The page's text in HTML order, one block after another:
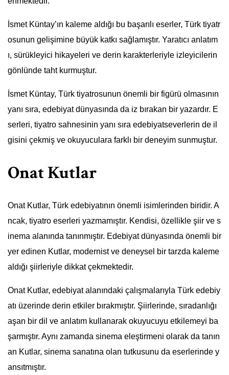
İsmet Küntay’ın kaleme aldığı bu başarılı eserler, Türk tiyatr
osunun gelişimine büyük katkı sağlamıştır. Yaratıcı anlatım
ı, sürükleyici hikayeleri ve derin karakterleriyle izleyicilerin
gönlünde taht kurmuştur.
İsmet Küntay, Türk tiyatrosunun önemli bir figürü olmasının
yanı sıra, edebiyat dünyasında da iz bırakan bir yazardır. E
serleri, tiyatro sahnesinin yanı sıra edebiyatseverlerin de il
gisini çekmiş ve okuyuculara farklı bir deneyim sunmuştur.
Onat Kutlar
Onat Kutlar, Türk edebiyatının önemli isimlerinden biridir. A
ncak, tiyatro eserleri yazmamıştır. Kendisi, özellikle şiir ve s
inema alanında tanınmıştır. Edebiyat dünyasında önemli bir
yer edinen Kutlar, modernist ve deneysel bir tarzda kaleme
aldığı şiirleriyle dikkat çekmektedir.
Onat Kutlar, edebiyat alanındaki çalışmalarıyla Türk edebiy
atı üzerinde derin etkiler bırakmıştır. Şiirlerinde, sıradanlığı
aşan bir dil ve anlatım kullanarak okuyucuyu etkilemeyi ba
şarmıştır. Aynı zamanda sinema eleştirmeni olarak da tanın
an Kutlar, sinema sanatına olan tutkusunu da eserlerinde y
ansıtmıştır.